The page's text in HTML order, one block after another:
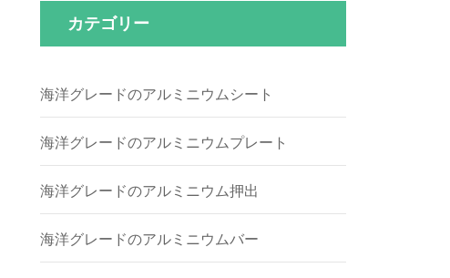
カテゴリー
海洋グレードのアルミニウムシート
海洋グレードのアルミニウムプレート
海洋グレードのアルミニウム押出
海洋グレードのアルミニウムバー